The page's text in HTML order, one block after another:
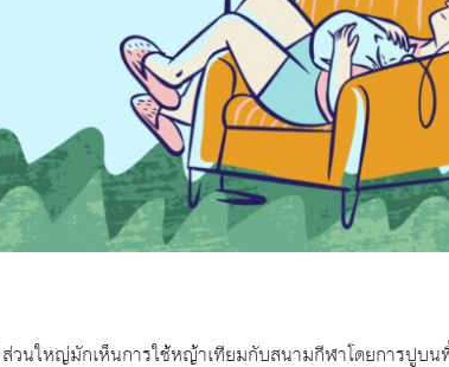
นใหญ่มักเห็นการใช้หญ้าเทียมกับสนามกีฬาโดยการปูบ